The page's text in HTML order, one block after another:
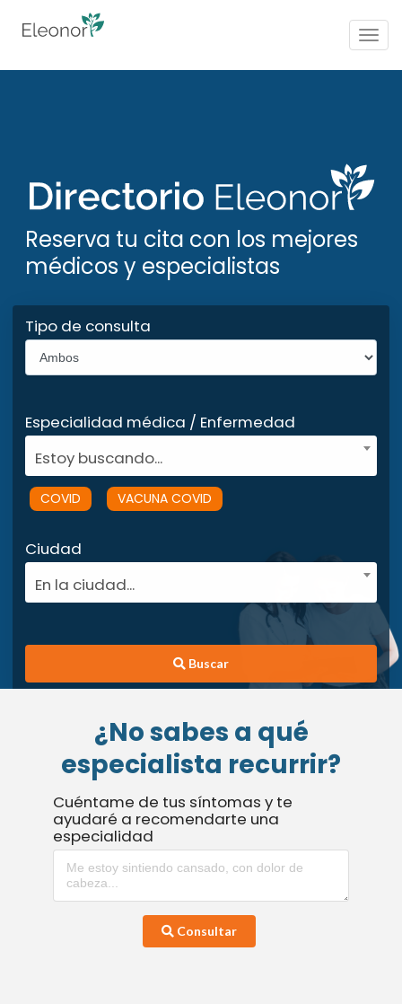
Reserva tu cita con los mejores
médicos y especialistas
Tipo de consulta
Especialidad médica / Enfermedad
Estoy buscando...
COVID VACUNA COVID
Ciudad
En la ciudad...
Buscar
¿No sabes a qué
especialista recurrir?
Cuéntame de tus síntomas y te
ayudaré a recomendarte una
especialidad
Consultar